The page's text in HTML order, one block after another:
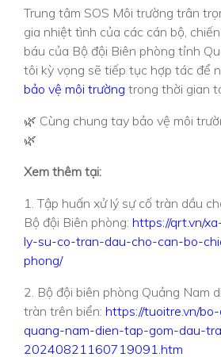
Trung tâm SOS Môi trường trân
gia nhiệt tình của các cán bộ,
báu của Bộ đội Biên phòng tỉnh
tôi kỳ vọng sẽ tiếp tục hợp tác để
bảo vệ môi trường trong thời gian
🌿 Cùng chung tay bảo vệ môi
🌿
Xem thêm tại:
1. Tập huấn xử lý sự cố tràn dầu
Bộ đội Biên phòng: https://qrt.vn/
ly-su-co-tran-dau-cho-can-bo-
phong/
2. Bộ đội biên phòng Quảng Nam
tràn trên biển: https://tuoitre.vn/
quang-nam-dien-tap-gom-dau-
20240821160719091.htm